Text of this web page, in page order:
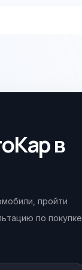
в
пройти
по